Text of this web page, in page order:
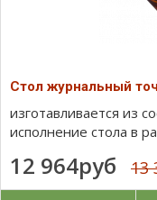
Стол журнальный
изготавливается из
исполнение стола в
12 964руб 13